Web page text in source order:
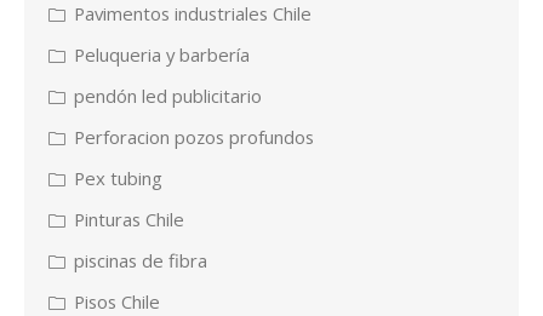
Pavimentos industriales Chile
Peluqueria y barbería
pendón led publicitario
Perforacion pozos profundos
Pex tubing
Pinturas Chile
piscinas de fibra
Pisos Chile